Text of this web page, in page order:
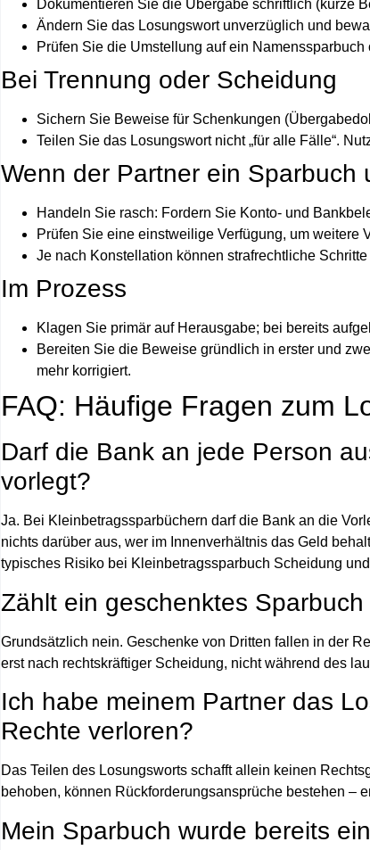
Dokumentieren Sie die Übergabe schriftlich (kurze
Ändern Sie das Losungswort unverzüglich und
Prüfen Sie die Umstellung auf ein
Bei Trennung oder Scheidung
Sichern Sie Beweise für Schenkungen
Teilen Sie das Losungswort nicht „für alle Fälle“.
Wenn der Partner ein Sparbuch
Handeln Sie rasch: Fordern Sie Konto- und
Prüfen Sie eine einstweilige Verfügung, um weitere
Je nach Konstellation können strafrechtliche
Im Prozess
Klagen Sie primär auf Herausgabe; bei bereits
Bereiten Sie die Beweise gründlich in erster und
mehr korrigiert.
FAQ: Häufige Fragen zum
Darf die Bank an jede Person
vorlegt?
Ja. Bei Kleinbetragssparbüchern darf die Bank an die
nichts darüber aus, wer im Innenverhältnis das Geld
typisches Risiko bei Kleinbetragssparbuch Scheidung
Zählt ein geschenktes
Grundsätzlich nein. Geschenke von Dritten fallen in der
erst nach rechtskräftiger Scheidung, nicht während des
Ich habe meinem Partner das
Rechte verloren?
Das Teilen des Losungsworts schafft allein keinen
behoben, können Rückforderungsansprüche bestehen –
Mein Sparbuch wurde bereits